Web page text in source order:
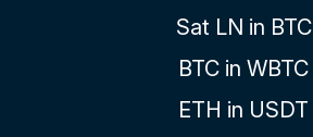
Sat LN in BTC
BTC in WBTC
ETH in USDT